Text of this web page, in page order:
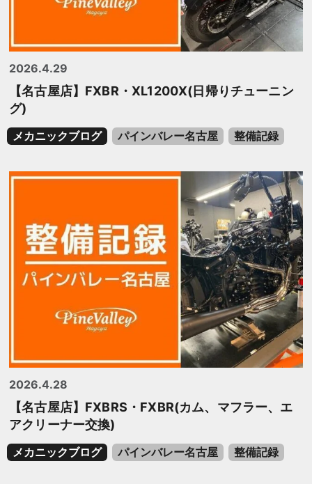
2026.4.29
【名古屋店】FXBR・XL1200X(日帰りチューニン
グ)
メカニックブログ パインバレー名古屋 整備記録
2026.4.28
【名古屋店】FXBRS・FXBR(カム、マフラー、エ
アクリーナー交換)
メカニックブログ パインバレー名古屋 整備記録